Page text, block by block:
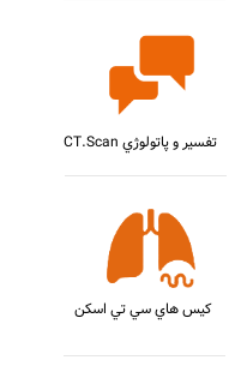
CT.Scan تفسير و پاتولوژي
کيس هاي سي تي اسکن